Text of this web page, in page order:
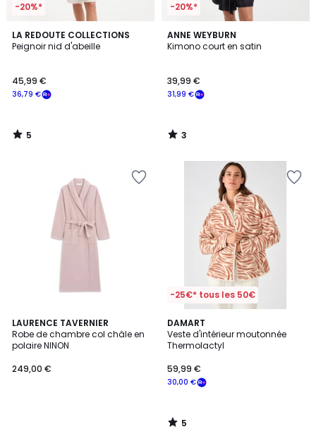
-20%*
LA REDOUTE COLLECTIONS
Peignoir nid d'abeille
36,79 €
45,99 €
5
/
5
/
-20%*
ANNE WEYBURN
Kimono court en satin
31,99 €
39,99 €
3
/
3
/
LAURENCE TAVERNIER
Robe de chambre col châle en
polaire NINON
249,00 €
-25€* tous les 50€
DAMART
Veste d'intérieur moutonnée
Thermolactyl
30,00 €
59,99 €
5
/
5
5
/